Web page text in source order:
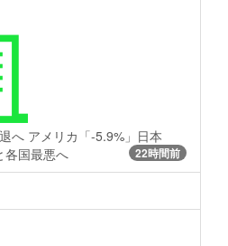
へ アメリカ「-5.9%」日本
各国最悪へ
22時間前